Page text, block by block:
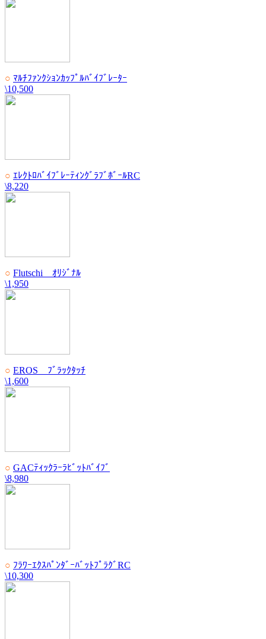
○ ﾏﾙﾁﾌｧﾝｸｼｮﾝｶｯﾌﾟﾙﾊﾞｲﾌﾞﾚｰﾀｰ
\10,500
○ ｴﾚｸﾄﾛﾊﾞｲﾌﾞﾚｰﾃｨﾝｸﾞﾗﾌﾞﾎﾞｰﾙRC
\8,220
○ Flutschi ｵﾘｼﾞﾅﾙ
\1,950
○ EROS ﾌﾞﾗｯｸﾀｯﾁ
\1,600
○ GACﾃｨｯｸﾗｰﾗﾋﾞｯﾄﾊﾞｲﾌﾞ
\8,980
○ ﾌﾗﾜｰｴｸｽﾊﾟﾝﾀﾞｰﾊﾞｯﾄﾌﾟﾗｸﾞRC
\10,300